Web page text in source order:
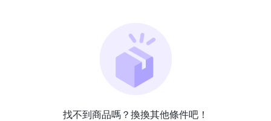
找不到商品嗎？換換其他條件吧！